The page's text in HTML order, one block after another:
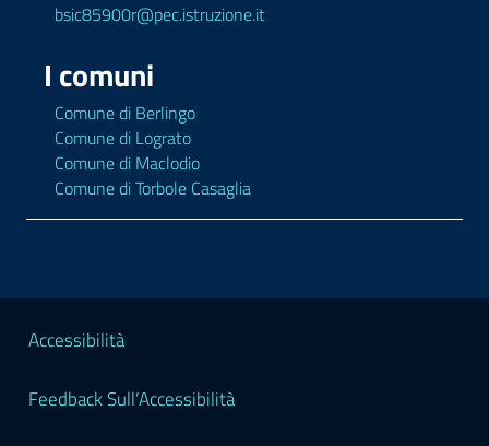
bsic85900r@pec.istruzione.it
I comuni
Comune di Berlingo
Comune di Lograto
Comune di Maclodio
Comune di Torbole Casaglia
Sezione Legale
Accessibilità
Feedback Sull’Accessibilità